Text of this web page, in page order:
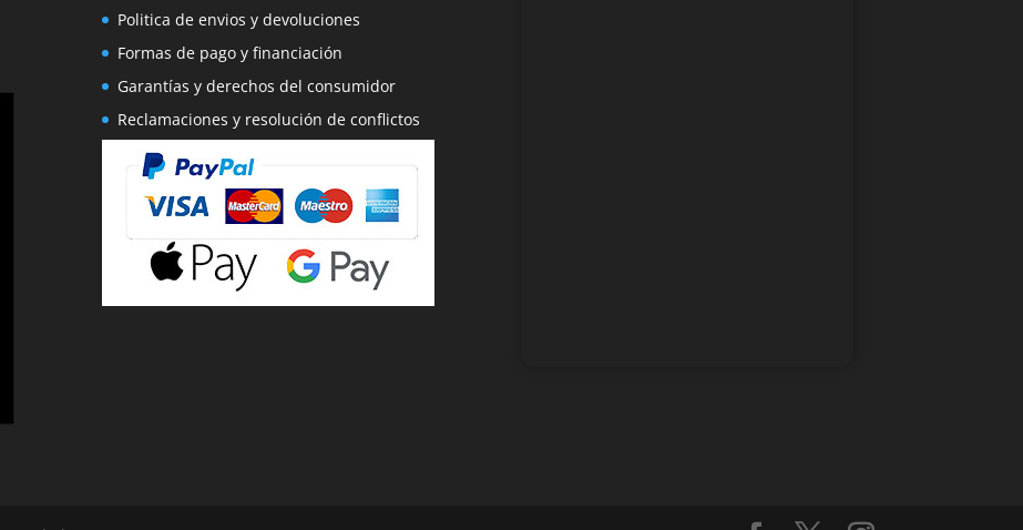
Politica de envios y devoluciones
Formas de pago y financiación
Garantías y derechos del consumidor
Reclamaciones y resolución de conflictos